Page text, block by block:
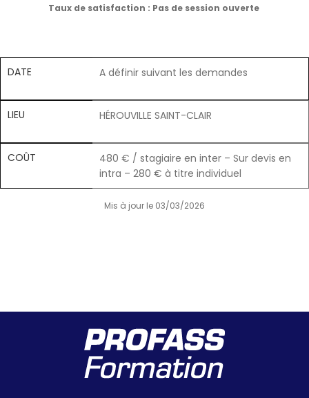
Taux de satisfaction : Pas de session ouverte
DATE A définir suivant les demandes
LIEU HÉROUVILLE SAINT-CLAIR
COÛT
480 € / stagiaire en inter – Sur devis en
intra – 280 € à titre individuel
Mis à jour le 03/03/2026